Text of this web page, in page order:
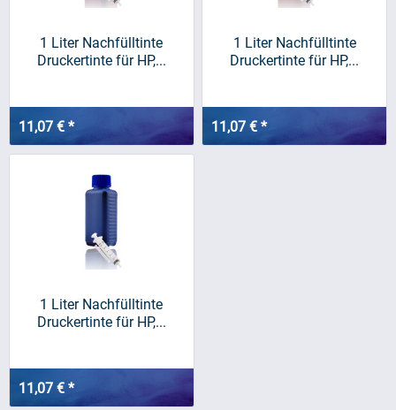
1 Liter Nachfülltinte
Druckertinte für HP,...
11,07 € *
1 Liter Nachfülltinte
Druckertinte für HP,...
11,07 € *
1 Liter Nachfülltinte
Druckertinte für HP,...
11,07 € *